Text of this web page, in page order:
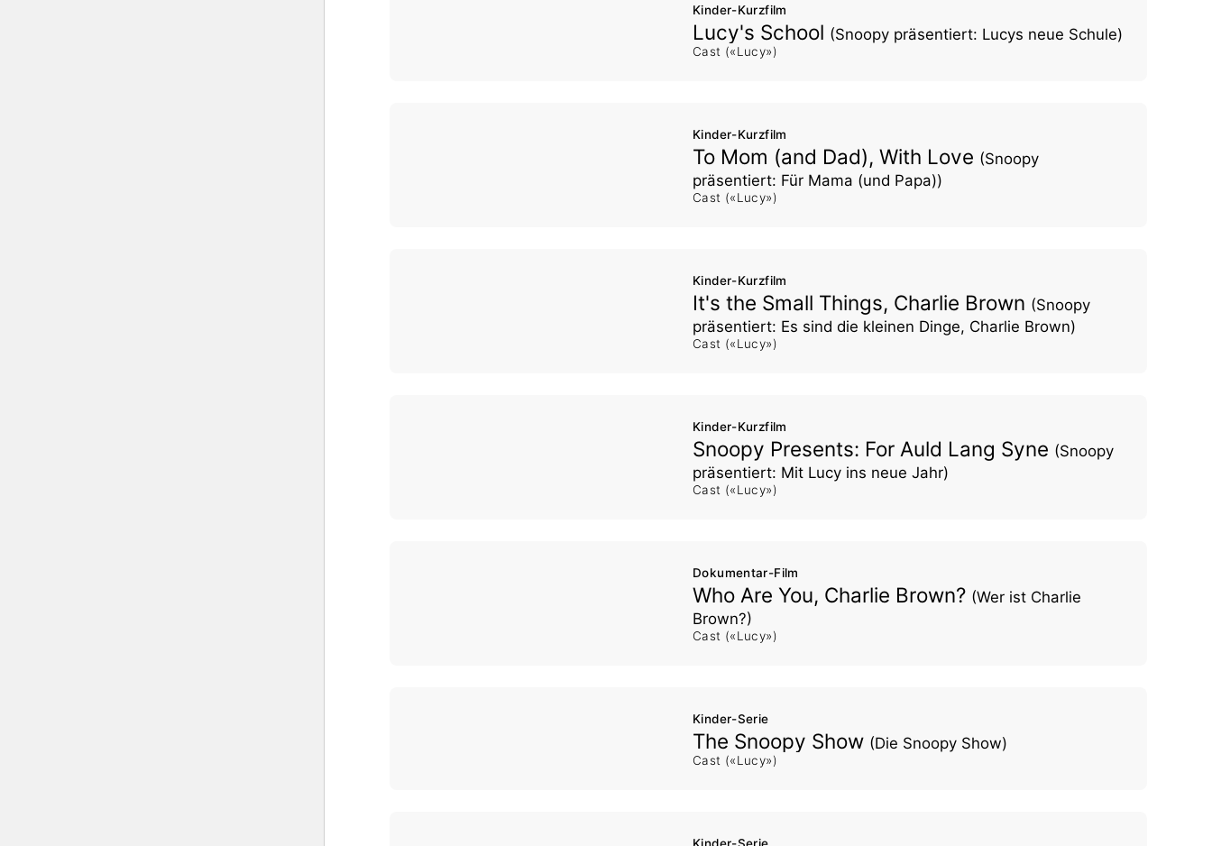
Kinder-Kurzfilm
Lucy's School (Snoopy präsentiert: Lucys neue Schule)
Cast («Lucy»)
Kinder-Kurzfilm
To Mom (and Dad), With Love (Snoopy
präsentiert: Für Mama (und Papa))
Cast («Lucy»)
Kinder-Kurzfilm
It's the Small Things, Charlie Brown (Snoopy
präsentiert: Es sind die kleinen Dinge, Charlie Brown)
Cast («Lucy»)
Kinder-Kurzfilm
Snoopy Presents: For Auld Lang Syne (Snoopy
präsentiert: Mit Lucy ins neue Jahr)
Cast («Lucy»)
Dokumentar-Film
Who Are You, Charlie Brown? (Wer ist Charlie
Brown?)
Cast («Lucy»)
Kinder-Serie
The Snoopy Show (Die Snoopy Show)
Cast («Lucy»)